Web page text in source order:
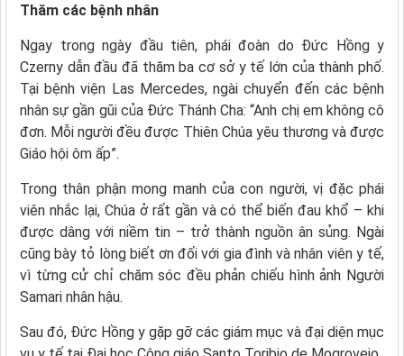
Thăm các bệnh nhân
Ngay trong ngày đầu tiên, phái đoàn do Đức Hồng y
Czerny dẫn đầu đã thăm ba cơ sở y tế lớn của thành phố.
Tại bệnh viện Las Mercedes, ngài chuyển đến các bệnh
nhân sự gần gũi của Đức Thánh Cha: “Anh chị em không cô
đơn. Mỗi người đều được Thiên Chúa yêu thương và được
Giáo hội ôm ấp”.
Trong thân phận mong manh của con người, vị đặc phái
viên nhắc lại, Chúa ở rất gần và có thể biến đau khổ – khi
được dâng với niềm tin – trở thành nguồn ân sủng. Ngài
cũng bày tỏ lòng biết ơn đối với gia đình và nhân viên y tế,
vì từng cử chỉ chăm sóc đều phản chiếu hình ảnh Người
Samari nhân hậu.
Sau đó, Đức Hồng y gặp gỡ các giám mục và đại diện mục